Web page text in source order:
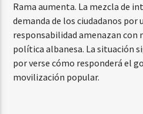
Rama aumenta. La mezcla de
demanda de los ciudadanos
responsabilidad amenazan con
política albanesa. La situación
por verse cómo responderá el
movilización popular.